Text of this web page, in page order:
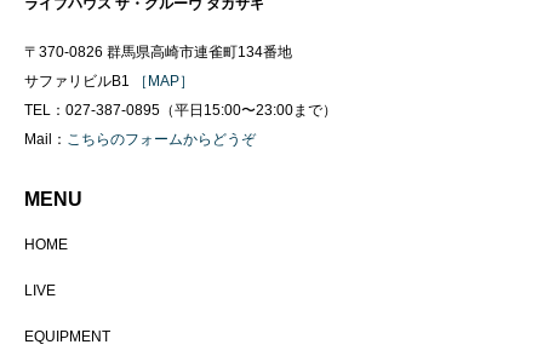
〒370-0826 群馬県高崎市連雀町134番地
サファリビルB1
［MAP］
TEL：027-387-0895（平日15:00〜23:00まで）
Mail： こちらのフォームからどうぞ
MENU
HOME
LIVE
EQUIPMENT